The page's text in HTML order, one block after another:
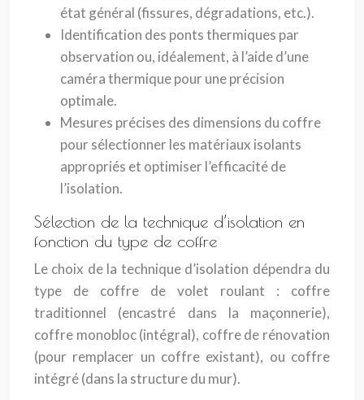
état général (fissures, dégradations, etc.).
Identification des ponts thermiques par
observation ou, idéalement, à l’aide d’une
caméra thermique pour une précision
optimale.
Mesures précises des dimensions du coffre
pour sélectionner les matériaux isolants
appropriés et optimiser l’efficacité de
l’isolation.
Sélection de la technique d’isolation en
fonction du type de coffre
Le choix de la technique d’isolation dépendra du
type de coffre de volet roulant : coffre
traditionnel (encastré dans la maçonnerie),
coffre monobloc (intégral), coffre de rénovation
(pour remplacer un coffre existant), ou coffre
intégré (dans la structure du mur).